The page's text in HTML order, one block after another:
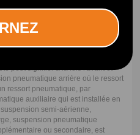
ou semi-pneumatique
peut signifier à la fois l'avant et
pneumatique arrière où le ressort
ressort pneumatique, par
auxiliaire qui est installée en
semi-aérienne,
suspension pneumatique
ou secondaire, est